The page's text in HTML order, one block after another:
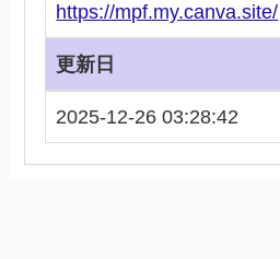
https://mpf.my.canva.site/
更新日
2025-12-26 03:28:42